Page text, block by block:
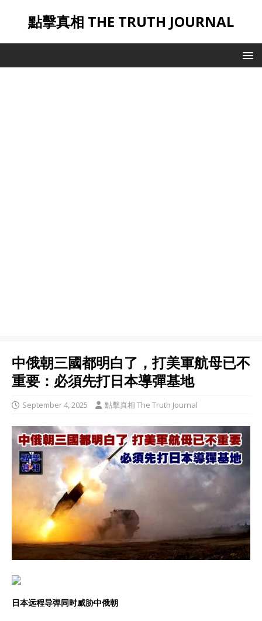
點擊真相 THE TRUTH JOURNAL
中俄朝三國都明白了，打美軍航母已不
重要：必須先打日本導彈基地
September 4, 2025 點擊真相 The Truth Journal
日本远程导弹同时威胁中俄朝